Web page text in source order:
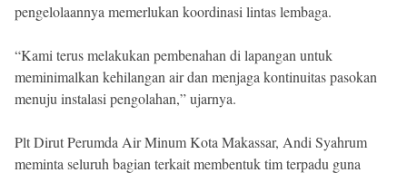
pengelolaannya memerlukan koordinasi lintas lembaga.
“Kami terus melakukan pembenahan di lapangan untuk
meminimalkan kehilangan air dan menjaga kontinuitas pasokan
menuju instalasi pengolahan,” ujarnya.
Plt Dirut Perumda Air Minum Kota Makassar, Andi Syahrum
meminta seluruh bagian terkait membentuk tim terpadu guna